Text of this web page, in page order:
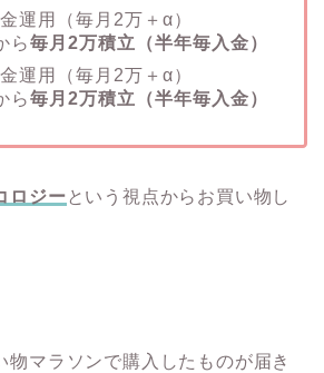
運用（毎月2万＋α）
ら毎月2万積立（半年毎入金）
運用（毎月2万＋α）
ら毎月2万積立（半年毎入金）
ロジー という視点からお買い物し
物マラソンで購入したものが届き